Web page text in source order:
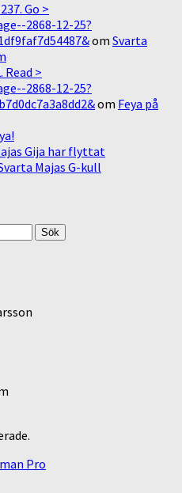
Go >
2868-12-25?
om Svarta
Read >
2868-12-25?
om Feya på
Gija har flyttat
Majas G-kull
Pro